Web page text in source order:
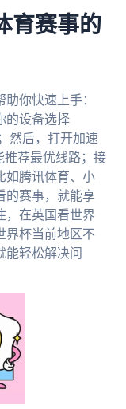
育赛事的
你快速上手：
的设备选择
然后，打开加速
推荐最优线路；接
如腾讯体育、小
的赛事，就能享
，在英国看世界
界杯当前地区不
轻松解决问